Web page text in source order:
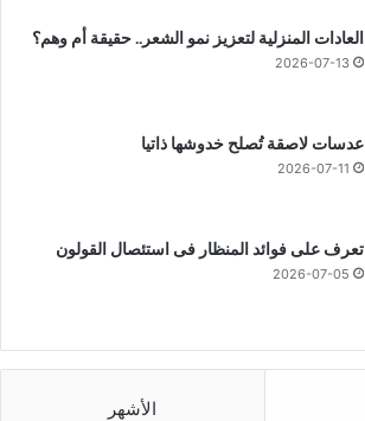
العادات المنزلية لتعزيز نمو الشعر.. حقيقة أم وهم؟
2026-07-13
عدسات لاصقة تُصلح خدوشها ذاتيا
2026-07-11
تعرف على فوائد المنظار فى استئصال القولون
2026-07-05
الأشهر